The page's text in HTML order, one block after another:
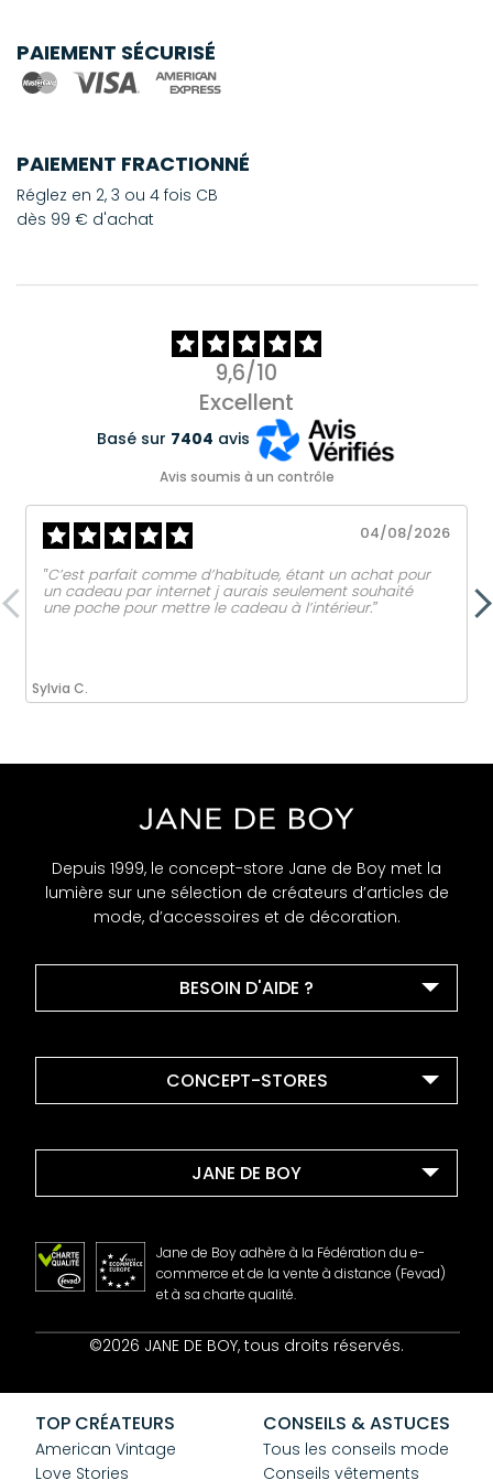
PAIEMENT SÉCURISÉ
PAIEMENT FRACTIONNÉ
Réglez en 2, 3 ou 4 fois CB
dès 99 € d'achat
9,6/10
Excellent
Basé sur 7404 avis
Avis soumis à un contrôle
Sylvia C.
04/08/2026
‟C’est parfait comme d’habitude, étant un achat pour
un cadeau par internet j aurais seulement souhaité
une poche pour mettre le cadeau à l’intérieur.ˮ
Depuis 1999, le concept-store Jane de Boy met la
lumière sur une sélection de créateurs d’articles de
mode, d’accessoires et de décoration.
BESOIN D'AIDE ?
CONCEPT-STORES
JANE DE BOY
Contact
CGV
Confidentialité
Cookies
Jane de Boy adhère à la Fédération du e-
commerce et de la vente à distance (Fevad)
et à sa charte qualité.
©2026 JANE DE BOY, tous droits réservés.
TOP CRÉATEURS
American Vintage
Love Stories
CONSEILS & ASTUCES
Tous les conseils mode
Conseils vêtements